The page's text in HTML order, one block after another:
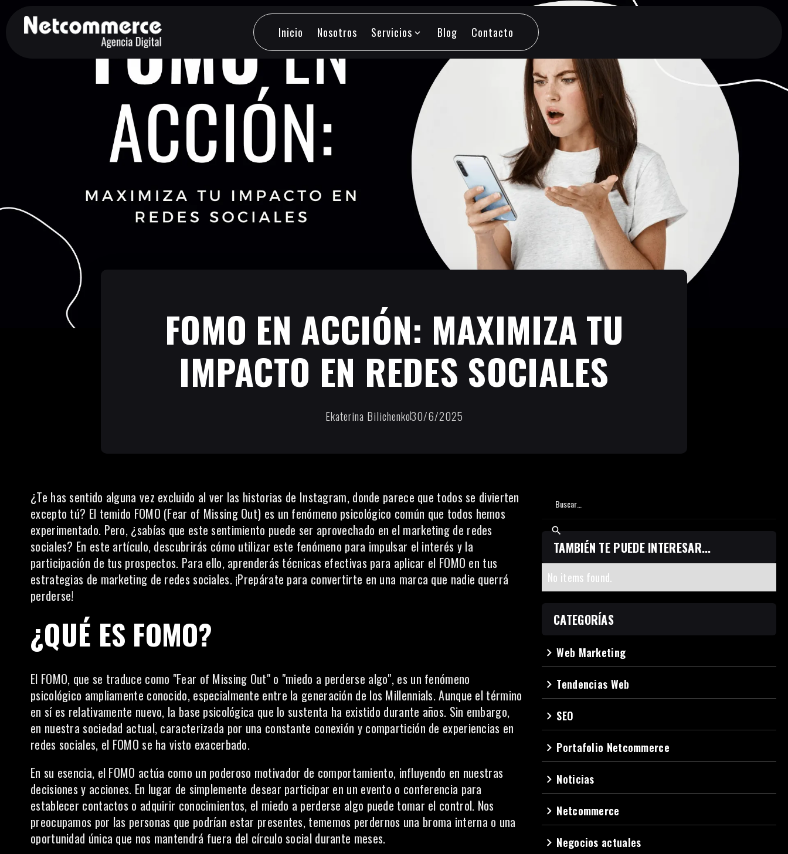
Inicio
Nosotros
Servicios expand_more
Blog
Contacto
FOMO EN ACCIÓN: MAXIMIZA TU
IMPACTO EN REDES SOCIALES
Ekaterina Bilichenko30/6/2025
¿Te has sentido alguna vez excluido al ver las historias de Instagram, donde parece que todos se divierten
excepto tú? El temido FOMO (Fear of Missing Out) es un fenómeno psicológico común que todos hemos
experimentado. Pero, ¿sabías que este sentimiento puede ser aprovechado en el marketing de redes
sociales? En este artículo, descubrirás cómo utilizar este fenómeno para impulsar el interés y la
participación de tus prospectos. Para ello, aprenderás técnicas efectivas para aplicar el FOMO en tus
estrategias de marketing de redes sociales. ¡Prepárate para convertirte en una marca que nadie querrá
perderse!
¿QUÉ ES FOMO?
El FOMO, que se traduce como "Fear of Missing Out" o "miedo a perderse algo", es un fenómeno
psicológico ampliamente conocido, especialmente entre la generación de los Millennials. Aunque el término
en sí es relativamente nuevo, la base psicológica que lo sustenta ha existido durante años. Sin embargo,
en nuestra sociedad actual, caracterizada por una constante conexión y compartición de experiencias en
redes sociales, el FOMO se ha visto exacerbado.
En su esencia, el FOMO actúa como un poderoso motivador de comportamiento, influyendo en nuestras
decisiones y acciones. En lugar de simplemente desear participar en un evento o conferencia para
establecer contactos o adquirir conocimientos, el miedo a perderse algo puede tomar el control. Nos
preocupamos por las personas que podrían estar presentes, tememos perdernos una broma interna o una
oportunidad única que nos mantendrá fuera del círculo social durante meses.
TAMBIÉN TE PUEDE INTERESAR...
No items found.
CATEGORÍAS
navigate_nextWeb Marketing
navigate_next Tendencias Web
navigate_next SEO
navigate_next Portafolio Netcommerce
navigate_next Noticias
navigate_next Netcommerce
navigate_next Negocios actuales